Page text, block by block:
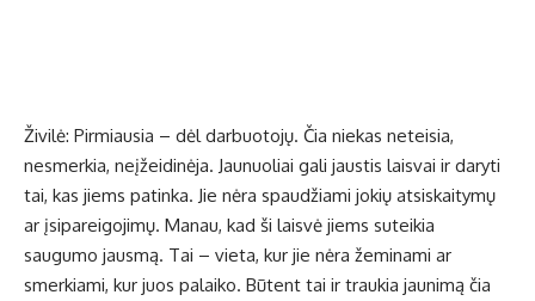
Živilė: Pirmiausia – dėl darbuotojų. Čia niekas neteisia,
nesmerkia, neįžeidinėja. Jaunuoliai gali jaustis laisvai ir daryti
tai, kas jiems patinka. Jie nėra spaudžiami jokių atsiskaitymų
ar įsipareigojimų. Manau, kad ši laisvė jiems suteikia
saugumo jausmą. Tai – vieta, kur jie nėra žeminami ar
smerkiami, kur juos palaiko. Būtent tai ir traukia jaunimą čia